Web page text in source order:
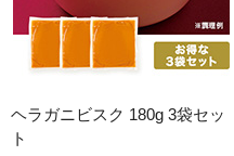
ヘラガニビスク 180g 3袋セッ
ト